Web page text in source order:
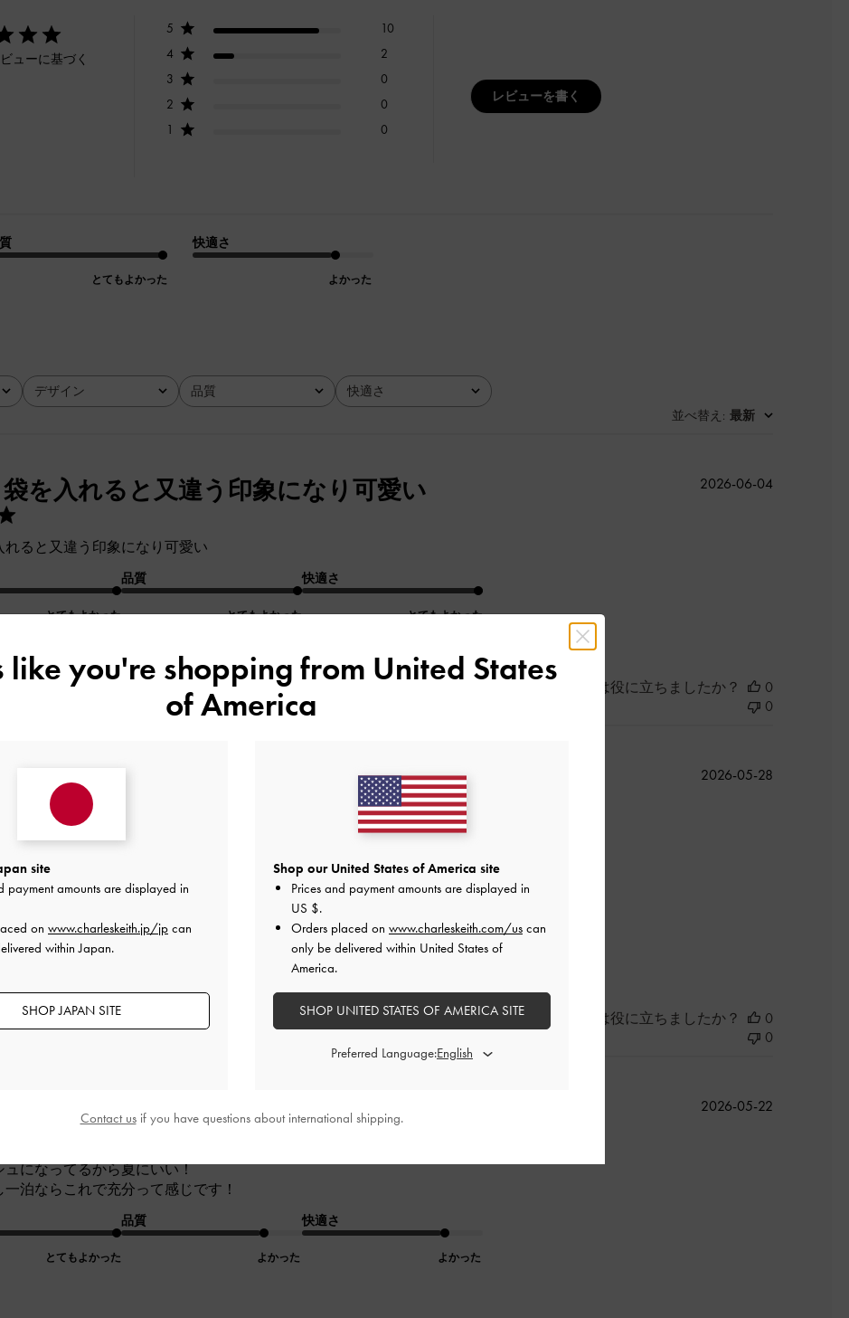
ューに基づく
5
10
4
2
3
0
2
0
1
0
レビューを書く
とてもよかった
快適さ
よかった
デザイン
全て 品質
全て 快適さ
全て
並べ替え : 最新
を入れると又違う印象になり可愛い
れると又違う印象になり可愛い
とてもよかった
品質
とてもよかった
快適さ
とてもよかった
公
2026-06-04
このレビューは役に立ちましたか？
0
0
欲しくて購入しました！
る！
とてもよかった とてもよかった
快適さ
とてもよかった
公
2026-05-28
このレビューは役に立ちましたか？
0
0
ュになってるから夏にいい！
泊ならこれで充分って感じです！
とてもよかった
品質
よかった
快適さ
よかった
公
2026-05-22
like you're shopping from United States
of America
site
payment amounts are displayed in
on www.charleskeith.jp/jp can
within Japan.
SHOP JAPAN SITE
Shop our United States of America site
Prices and payment amounts are displayed in
US $.
Orders placed on www.charleskeith.com/us can
only be delivered within United States of
America.
SHOP UNITED STATES OF AMERICA SITE
Preferred Language:
Contact usif you have questions about international shipping.